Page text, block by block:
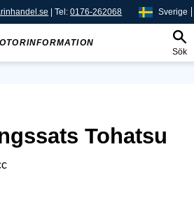
| Tel:0176-262068 Sverige
Sök
Tohatsu